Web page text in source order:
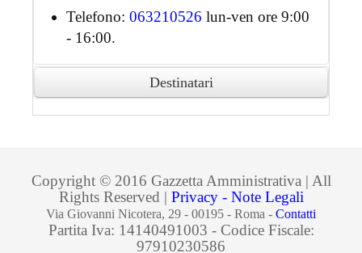
Telefono: 063210526 lun-ven ore 9:00
- 16:00.
Destinatari
Ai partecipanti accreditati sarà rilasciato
Copyright © 2016 Gazzetta Amministrativa | All
Rights Reserved | Privacy - Note Legali
Via Giovanni Nicotera, 29 - 00195 - Roma - Contatti
Partita Iva: 14140491003 - Codice Fiscale:
97910230586